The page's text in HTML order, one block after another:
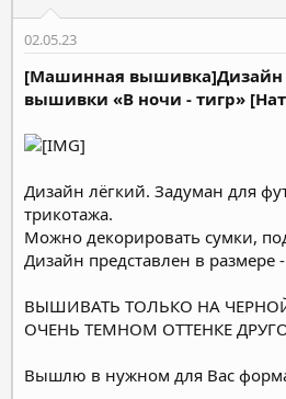
м
ы
а
а
02.05.23
[Машинная
вышивки «В ночи - тигр»
Дизайн лёгкий. Задуман для
трикотажа.
Можно декорировать сумки,
Дизайн представлен в размере
ВЫШИВАТЬ ТОЛЬКО НА
ОЧЕНЬ ТЕМНОМ ОТТЕНКЕ
Вышлю в нужном для Вас